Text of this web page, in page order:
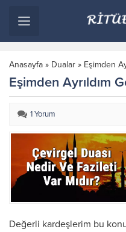
Anasayfa » Dualar » Eşimden
Eşimden Ayrıldım
1 Yorum
Değerli kardeşlerim bu